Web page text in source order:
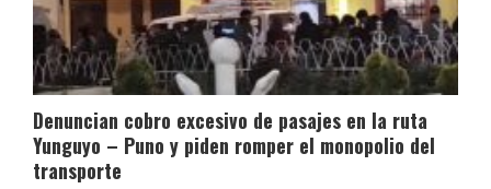
Denuncian cobro excesivo de pasajes en la ruta
Yunguyo – Puno y piden romper el monopolio del
transporte